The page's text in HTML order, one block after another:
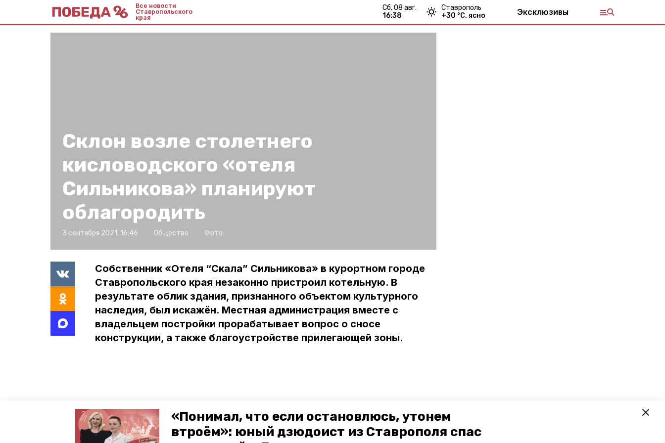
«Понимал, что если остановлюсь, утонем
втроём»: юный дзюдоист из Ставрополя спас
Все новости
Ставропольского
края
сб, 08 авг.
16:38
Ставрополь
+30 °С, ясно Эксклюзивы
Склон возле столетнего
кисловодского «отеля
Сильникова» планируют
облагородить
3 сентября 2021, 16:46 Общество Фото:
Собственник «Отеля “Скала” Сильникова» в курортном городе
Ставропольского края незаконно пристроил котельную. В
результате облик здания, признанного объектом культурного
наследия, был искажён. Местная администрация вместе с
владельцем постройки прорабатывает вопрос о сносе
конструкции, а также благоустройстве прилегающей зоны.